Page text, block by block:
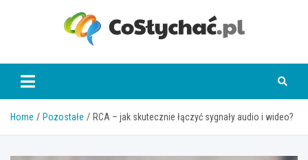
coslychac.pl
Home Pozostałe RCA – jak skutecznie łączyć sygnały audio i wideo?